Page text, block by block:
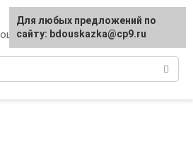
Для любых предложений по
сайту: bdouskazka@cp9.ru